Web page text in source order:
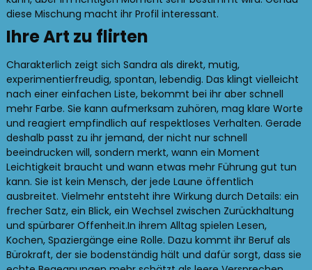
diese Mischung macht ihr Profil interessant.
Ihre Art zu flirten
Charakterlich zeigt sich Sandra als direkt, mutig,
experimentierfreudig, spontan, lebendig. Das klingt vielleicht
nach einer einfachen Liste, bekommt bei ihr aber schnell
mehr Farbe. Sie kann aufmerksam zuhören, mag klare Worte
und reagiert empfindlich auf respektloses Verhalten. Gerade
deshalb passt zu ihr jemand, der nicht nur schnell
beeindrucken will, sondern merkt, wann ein Moment
Leichtigkeit braucht und wann etwas mehr Führung gut tun
kann. Sie ist kein Mensch, der jede Laune öffentlich
ausbreitet. Vielmehr entsteht ihre Wirkung durch Details: ein
frecher Satz, ein Blick, ein Wechsel zwischen Zurückhaltung
und spürbarer Offenheit.In ihrem Alltag spielen Lesen,
Kochen, Spaziergänge eine Rolle. Dazu kommt ihr Beruf als
Bürokraft, der sie bodenständig hält und dafür sorgt, dass sie